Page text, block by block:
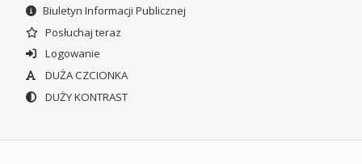
Biuletyn Informacji Publicznej
Posłuchaj teraz
Logowanie
DUŻA CZCIONKA
DUŻY KONTRAST